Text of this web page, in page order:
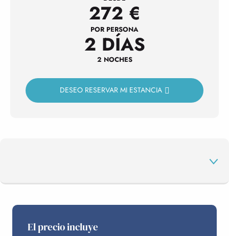
272 €
POR PERSONA
2 DÍAS
2 NOCHES
DESEO RESERVAR MI ESTANCIA
El precio incluye